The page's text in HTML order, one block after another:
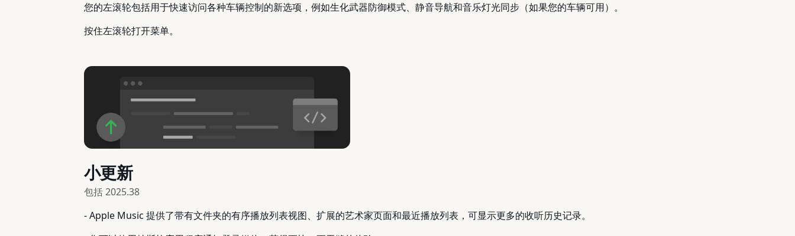
您的左滚轮包括用于快速访问各种车辆控制的新选项，例如生化武器防御模式、静音导航和音乐灯光同步（如果您的车辆可用）。
按住左滚轮打开菜单。
小更新
包括2025.38
- Apple Music 提供了带有文件夹的有序播放列表视图、扩展的艺术家页面和最近播放列表，可显示更多的收听历史记录。